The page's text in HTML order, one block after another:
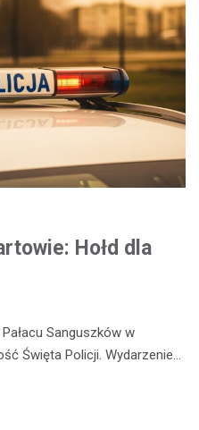
Hołd dla
Sanguszków w
Święta Policji. Wydarzenie…